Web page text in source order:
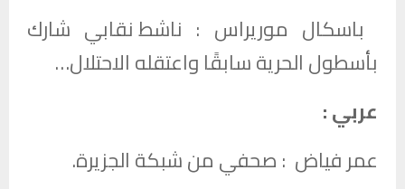
باسكال موريراس : ناشط نقابي شارك
بأسطول الحرية سابقًا واعتقله الاحتلال…
عربي :
عمر فياض : صحفي من شبكة الجزيرة.